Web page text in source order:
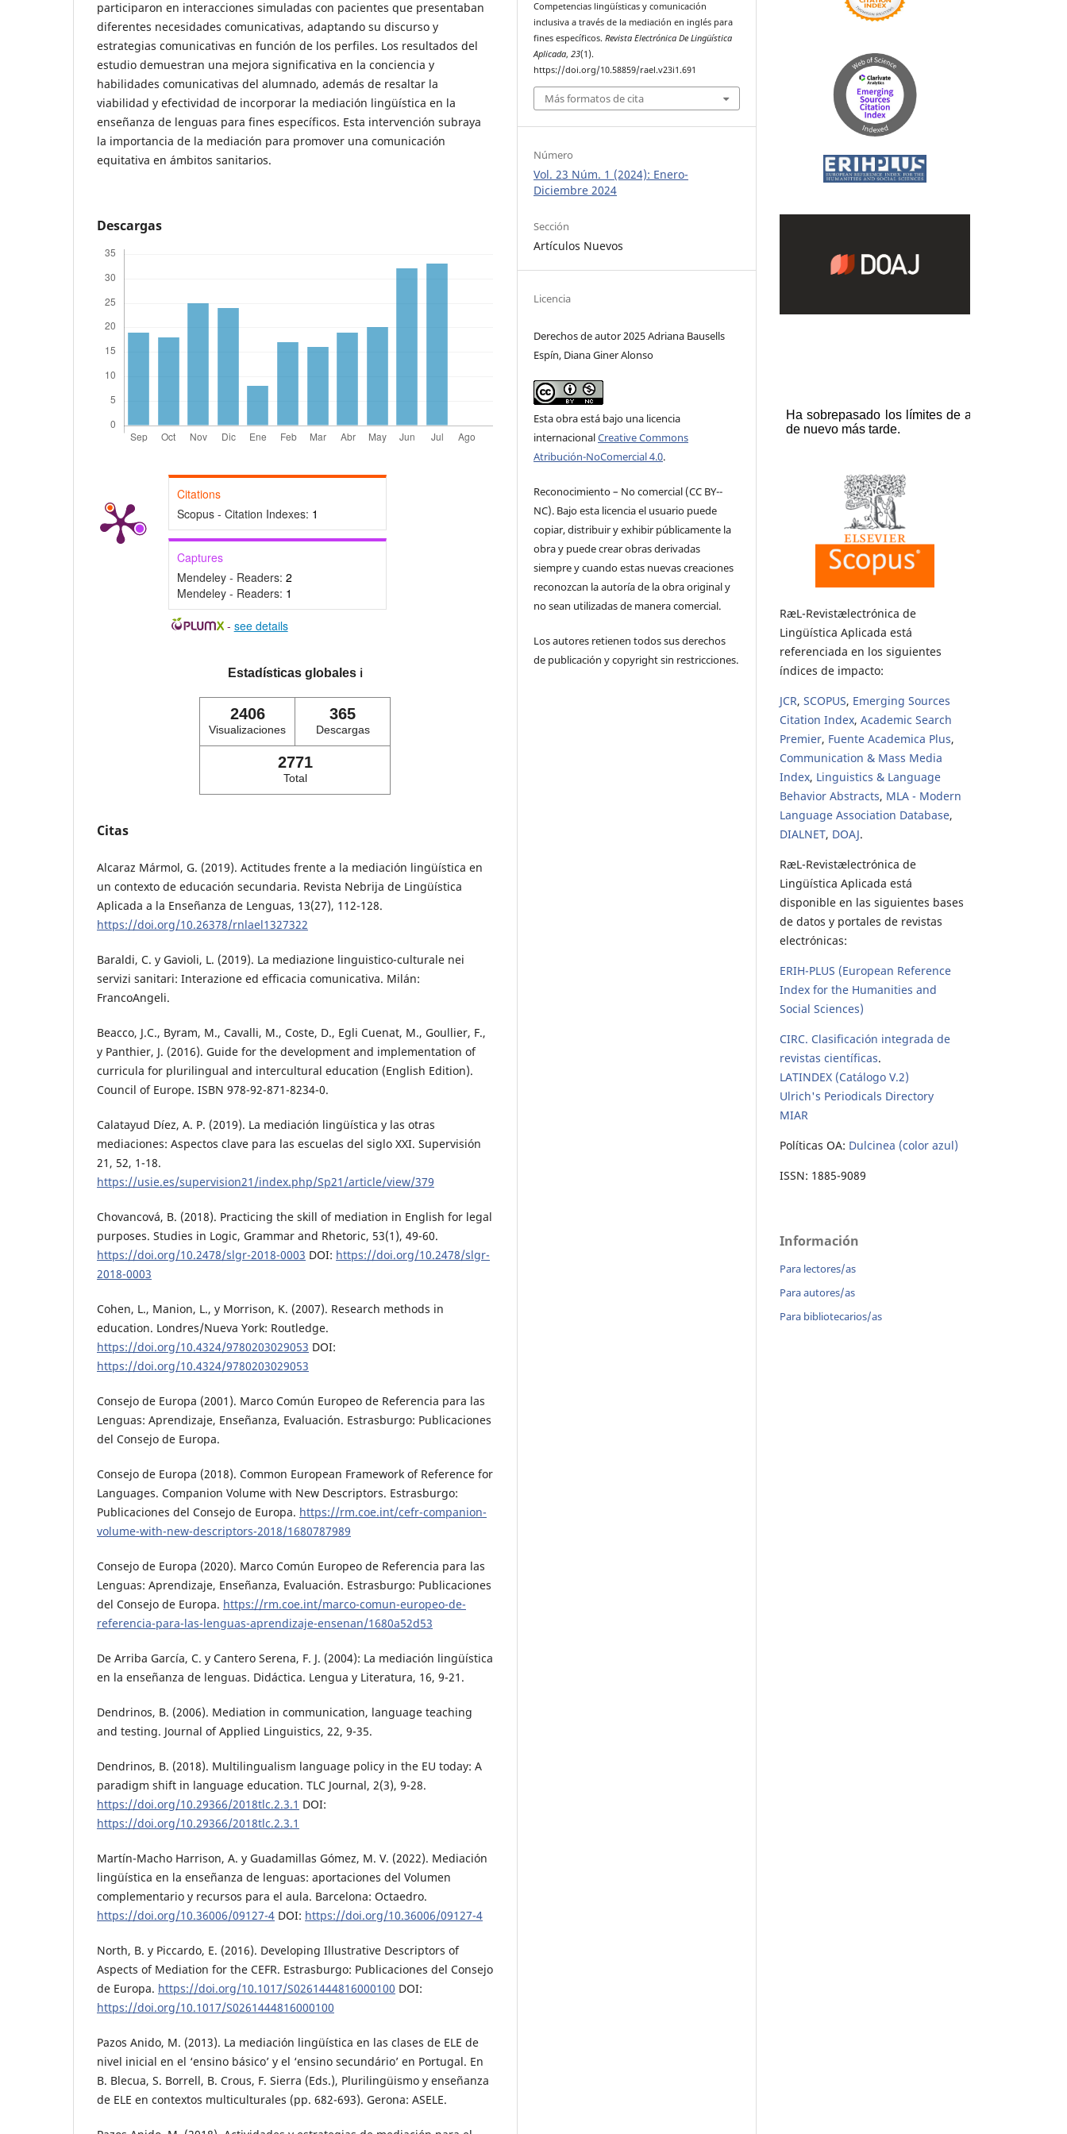
participaron en interacciones simuladas con pacientes que presentaban
diferentes necesidades comunicativas, adaptando su discurso y
estrategias comunicativas en función de los perfiles. Los resultados del
estudio demuestran una mejora significativa en la conciencia y
habilidades comunicativas del alumnado, además de resaltar la
viabilidad y efectividad de incorporar la mediación lingüística en la
enseñanza de lenguas para fines específicos. Esta intervención subraya
la importancia de la mediación para promover una comunicación
equitativa en ámbitos sanitarios.
Descargas
Citations
Scopus - Citation Indexes: 1
Captures
Mendeley - Readers: 2
Mendeley - Readers: 1
- see details
Estadísticas globales ℹ️
2406
Visualizaciones
365
Descargas
2771
Total
Citas
Alcaraz Mármol, G. (2019). Actitudes frente a la mediación lingüística en
un contexto de educación secundaria. Revista Nebrija de Lingüística
Aplicada a la Enseñanza de Lenguas, 13(27), 112-128.
https://doi.org/10.26378/rnlael1327322
Baraldi, C. y Gavioli, L. (2019). La mediazione linguistico-culturale nei
servizi sanitari: Interazione ed efficacia comunicativa. Milán:
FrancoAngeli.
Beacco, J.C., Byram, M., Cavalli, M., Coste, D., Egli Cuenat, M., Goullier, F.,
y Panthier, J. (2016). Guide for the development and implementation of
curricula for plurilingual and intercultural education (English Edition).
Council of Europe. ISBN 978-92-871-8234-0.
Calatayud Díez, A. P. (2019). La mediación lingüística y las otras
mediaciones: Aspectos clave para las escuelas del siglo XXI. Supervisión
21, 52, 1-18.
https://usie.es/supervision21/index.php/Sp21/article/view/379
Chovancová, B. (2018). Practicing the skill of mediation in English for legal
purposes. Studies in Logic, Grammar and Rhetoric, 53(1), 49-60.
https://doi.org/10.2478/slgr-2018-0003 DOI: https://doi.org/10.2478/slgr-
2018-0003
Cohen, L., Manion, L., y Morrison, K. (2007). Research methods in
education. Londres/Nueva York: Routledge.
https://doi.org/10.4324/9780203029053 DOI:
https://doi.org/10.4324/9780203029053
Consejo de Europa (2001). Marco Común Europeo de Referencia para las
Lenguas: Aprendizaje, Enseñanza, Evaluación. Estrasburgo: Publicaciones
del Consejo de Europa.
Consejo de Europa (2018). Common European Framework of Reference for
Languages. Companion Volume with New Descriptors. Estrasburgo:
Publicaciones del Consejo de Europa. https://rm.coe.int/cefr-companion-
volume-with-new-descriptors-2018/1680787989
Consejo de Europa (2020). Marco Común Europeo de Referencia para las
Lenguas: Aprendizaje, Enseñanza, Evaluación. Estrasburgo: Publicaciones
del Consejo de Europa. https://rm.coe.int/marco-comun-europeo-de-
referencia-para-las-lenguas-aprendizaje-ensenan/1680a52d53
De Arriba García, C. y Cantero Serena, F. J. (2004): La mediación lingüística
en la enseñanza de lenguas. Didáctica. Lengua y Literatura, 16, 9-21.
Dendrinos, B. (2006). Mediation in communication, language teaching
and testing. Journal of Applied Linguistics, 22, 9-35.
Dendrinos, B. (2018). Multilingualism language policy in the EU today: A
paradigm shift in language education. TLC Journal, 2(3), 9-28.
https://doi.org/10.29366/2018tlc.2.3.1 DOI:
https://doi.org/10.29366/2018tlc.2.3.1
Martín-Macho Harrison, A. y Guadamillas Gómez, M. V. (2022). Mediación
lingüística en la enseñanza de lenguas: aportaciones del Volumen
complementario y recursos para el aula. Barcelona: Octaedro.
https://doi.org/10.36006/09127-4 DOI: https://doi.org/10.36006/09127-4
North, B. y Piccardo, E. (2016). Developing Illustrative Descriptors of
Aspects of Mediation for the CEFR. Estrasburgo: Publicaciones del Consejo
de Europa. https://doi.org/10.1017/S0261444816000100 DOI:
https://doi.org/10.1017/S0261444816000100
Pazos Anido, M. (2013). La mediación lingüística en las clases de ELE de
nivel inicial en el ‘ensino básico’ y el ‘ensino secundário’ en Portugal. En
B. Blecua, S. Borrell, B. Crous, F. Sierra (Eds.), Plurilingüismo y enseñanza
de ELE en contextos multiculturales (pp. 682-693). Gerona: ASELE.
Competencias lingüísticas y comunicación
inclusiva a través de la mediación en inglés para
fines específicos.Revista Electrónica De Lingüística
Aplicada,23(1).
https://doi.org/10.58859/rael.v23i1.691
Más formatos de cita
Número
Vol. 23 Núm. 1 (2024): Enero-
Diciembre 2024
Sección
Artículos Nuevos
Licencia
Derechos de autor 2025 Adriana Bausells
Espín, Diana Giner Alonso
Esta obra está bajo una licencia
internacionalCreative Commons
Atribución-NoComercial 4.0.
Reconocimiento – No comercial (CC BY-­
NC). Bajo esta licencia el usuario puede
copiar, distribuir y exhibir públicamente la
obra y puede crear obras derivadas
siempre y cuando estas nuevas creaciones
reconozcan la autoría de la obra original y
no sean utilizadas de manera comercial.
Los autores retienen todos sus derechos
de publicación y copyright sin restricciones.
RæL-Revistælectrónica de
Lingüística Aplicada está
referenciada en los siguientes
índices de impacto:
JCR, SCOPUS, Emerging Sources
Citation Index, Academic Search
Premier, Fuente Academica Plus,
Communication & Mass Media
Index, Linguistics & Language
Behavior Abstracts, MLA - Modern
Language Association Database,
DIALNET, DOAJ.
RæL-Revistælectrónica de
Lingüística Aplicada está
disponible en las siguientes bases
de datos y portales de revistas
electrónicas:
ERIH-PLUS (European Reference
Index for the Humanities and
Social Sciences)
CIRC. Clasificación integrada de
revistas científicas.
LATINDEX (Catálogo V.2)
Ulrich's Periodicals Directory
MIAR
Políticas OA: Dulcinea (color azul)
ISSN: 1885-9089
Información
Para lectores/as
Para autores/as
Para bibliotecarios/as